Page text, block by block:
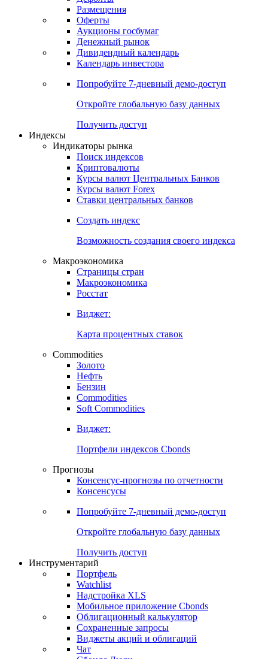
Получить доступ
Календарь
Календарь событий
Дефолты
Размещения
Оферты
Денежный рынок
Календарь инвестора
Попробуйте7-дневный
Откройте глобальную базу данных
Получить доступ
Индикаторы рынка
Поиск индексов
Курсы валют Центральных Банков
Ставки центральных банков
Создать индекс
Возможность создания своего индекса
Страницы стран
Росстат
Виджет:
Карта процентных ставок
Commodities
Золото
Бензин
Soft Commodities
Виджет:
Портфели индексов Cbonds
Прогнозы
Консенсусы
Попробуйте7-дневный
Откройте глобальную базу данных
Получить доступ
Инструментарий
Портфель
Watchlist
Надстройка XLS
Мобильное приложение Cbonds